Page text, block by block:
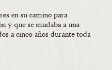
en su camino para
y que se mudaba a una
a cinco años durante toda